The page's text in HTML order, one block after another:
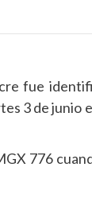
fue
3 de junio
776